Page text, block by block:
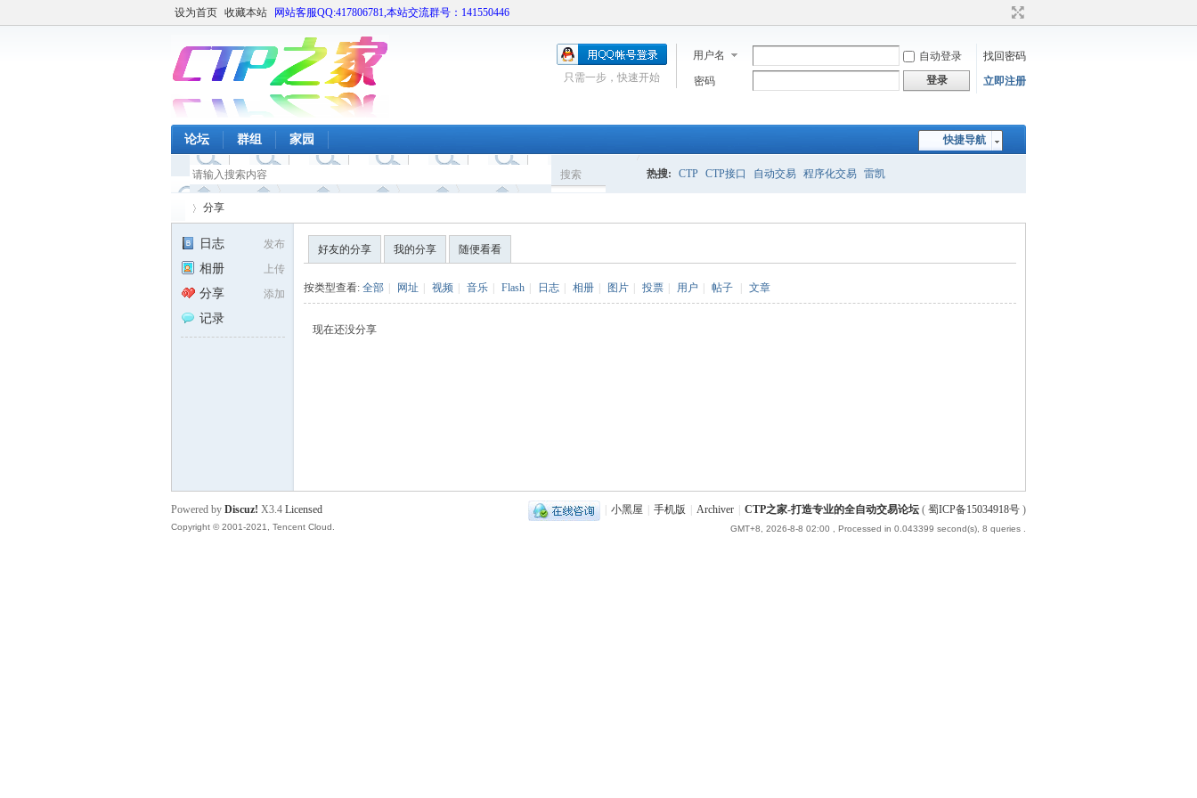
设为首页 收藏本站 网站客服QQ:417806781,本站交流群号：141550446
用户名 自动登录
找回密码
密码
登录 立即注册
只需一步，快速开始
快捷导航
论坛 群组 家园
搜索 热搜: CTP CTP接口 自动交易 程序化交易 雷凯
分享
发布
日志
上传
相册
添加
分享
记录
好友的分享 我的分享 随便看看
按类型查看: 全部 网址 视频 音乐 Flash 日志 相册 图片 投票 用户 帖子 文章
现在还没分享
小黑屋 手机版 Archiver CTP之家-打造专业的全自动交易论坛 ( 蜀ICP备15034918号 )
GMT+8, 2026-8-8 02:00 , Processed in 0.043399 second(s), 8 queries .
Powered by Discuz! X3.4 Licensed
Copyright © 2001-2021, Tencent Cloud.